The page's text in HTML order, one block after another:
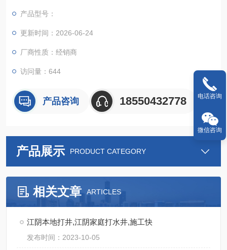
产品型号：
更新时间：2026-06-24
厂商性质：经销商
访问量：644
产品咨询 18550432778
产品展示 PRODUCT CATEGORY
相关文章 ARTICLES
江阴本地打井,江阴家庭打水井,施工快
发布时间：2023-10-05
电话咨询
微信咨询